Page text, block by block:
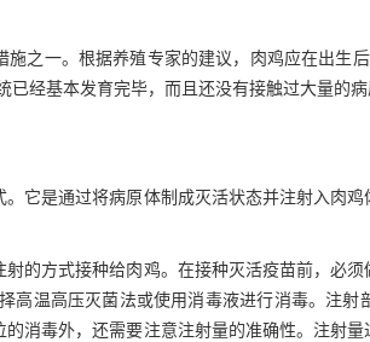
之一。根据养殖专家的建议，肉鸡应在出生
已经基本发育完毕，而且还没有接触过大量的病
它是通过将病原体制成灭活状态并注射入肉
的方式接种给肉鸡。在接种灭活疫苗前，必
高温高压灭菌法或使用消毒液进行消毒。注
消毒外，还需要注意注射量的准确性。注射